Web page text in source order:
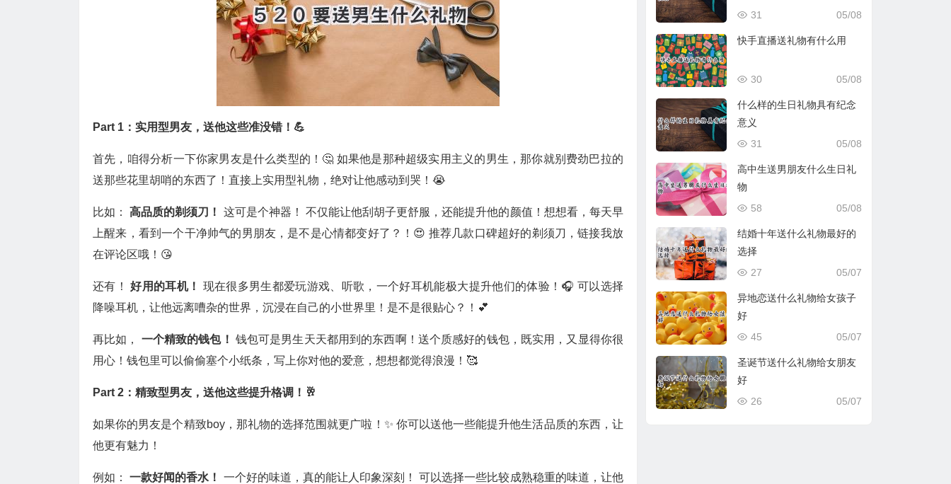
Part 1：实用型男友，送他这些准没错！💪
首先，咱得分析一下你家男友是什么类型的！🤔 如果他是那种超级实用主义的男生，那你就别费劲巴拉的
送那些花里胡哨的东西了！直接上实用型礼物，绝对让他感动到哭！😭
比如：高品质的剃须刀！ 这可是个神器！ 不仅能让他刮胡子更舒服，还能提升他的颜值！想想看，每天早
上醒来，看到一个干净帅气的男朋友，是不是心情都变好了？！😍 推荐几款口碑超好的剃须刀，链接我放
在评论区哦！😘
还有！好用的耳机！ 现在很多男生都爱玩游戏、听歌，一个好耳机能极大提升他们的体验！🎧 可以选择
降噪耳机，让他远离嘈杂的世界，沉浸在自己的小世界里！是不是很贴心？！💕
再比如， 一个精致的钱包！ 钱包可是男生天天都用到的东西啊！送个质感好的钱包，既实用，又显得你很
用心！钱包里可以偷偷塞个小纸条，写上你对他的爱意，想想都觉得浪漫！🥰
Part 2：精致型男友，送他这些提升格调！🥂
如果你的男友是个精致boy，那礼物的选择范围就更广啦！✨ 你可以送他一些能提升他生活品质的东西，让
他更有魅力！
例如：一款好闻的香水！ 一个好的味道，真的能让人印象深刻！ 可以选择一些比较成熟稳重的味道，让他
05/08
31
快手直播送礼物有什么用
05/08
30
什么样的生日礼物具有纪念
意义
05/08
31
高中生送男朋友什么生日礼
物
05/08
58
结婚十年送什么礼物最好的
选择
05/07
27
异地恋送什么礼物给女孩子
好
05/07
45
圣诞节送什么礼物给女朋友
好
05/07
26